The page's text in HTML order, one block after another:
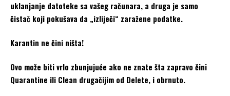
uklanjanje datoteke sa vašeg računara, a druga je samo
čistač koji pokušava da „izliječi“ zaražene podatke.
Karantin ne čini ništa!
Ovo može biti vrlo zbunjujuće ako ne znate šta zapravo čini
Quarantine ili Clean drugačijim od Delete, i obrnuto.